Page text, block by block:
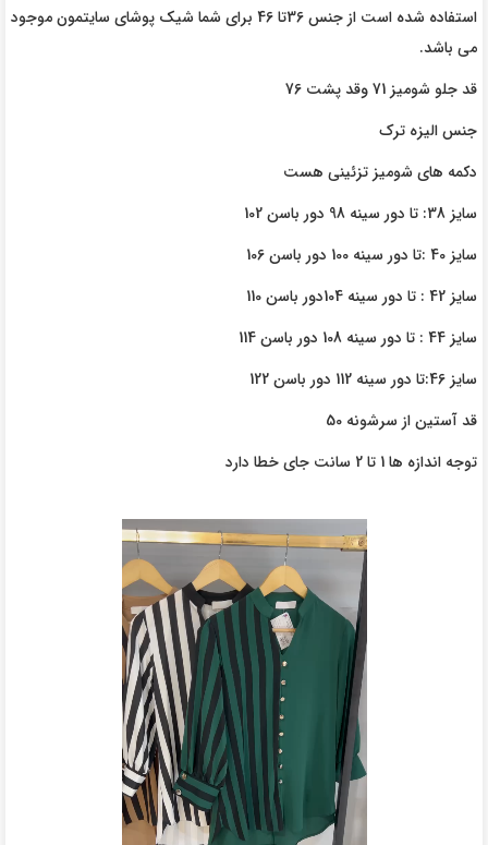
استفاده شده است از جنس 36تا 46 برای شما شیک پوشای سایتمون موجود
می باشد.
قد جلو شومیز 71 وقد پشت 76
جنس الیزه ترک
دکمه های شومیز تزئینی هست
سایز 38: تا دور سینه 98 دور باسن 102
سایز 40 :تا دور سینه 100 دور باسن 106
سایز 42 : تا دور سینه 104دور باسن 110
سایز 44 : تا دور سینه 108 دور باسن 114
سایز 46:تا دور سینه 112 دور باسن 122
قد آستین از سرشونه 50
توجه اندازه ها 1 تا 2 سانت جای خطا دارد